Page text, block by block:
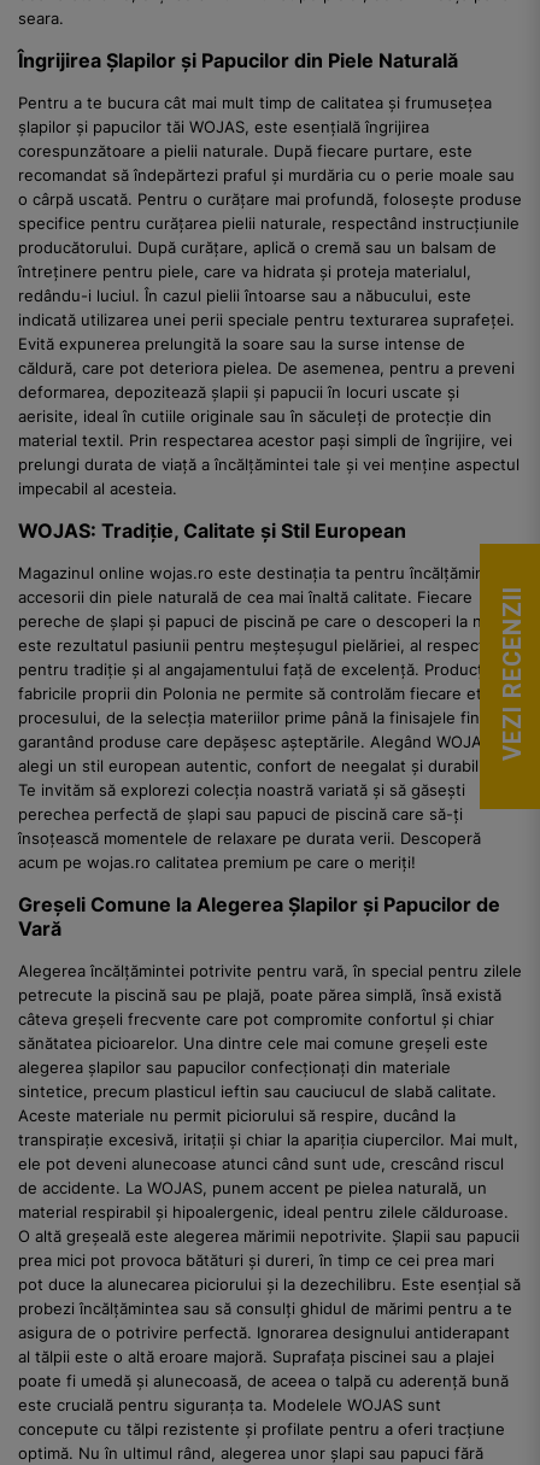
seara.
Îngrijirea Șlapilor și Papucilor din Piele Naturală
Pentru a te bucura cât mai mult timp de calitatea și frumusețea
șlapilor și papucilor tăi WOJAS, este esențială îngrijirea
corespunzătoare a pielii naturale. După fiecare purtare, este
recomandat să îndepărtezi praful și murdăria cu o perie moale sau
o cârpă uscată. Pentru o curățare mai profundă, folosește produse
specifice pentru curățarea pielii naturale, respectând instrucțiunile
producătorului. După curățare, aplică o cremă sau un balsam de
întreținere pentru piele, care va hidrata și proteja materialul,
redându-i luciul. În cazul pielii întoarse sau a năbucului, este
indicată utilizarea unei perii speciale pentru texturarea suprafeței.
Evită expunerea prelungită la soare sau la surse intense de
căldură, care pot deteriora pielea. De asemenea, pentru a preveni
deformarea, depozitează șlapii și papucii în locuri uscate și
aerisite, ideal în cutiile originale sau în săculeți de protecție din
material textil. Prin respectarea acestor pași simpli de îngrijire, vei
prelungi durata de viață a încălțămintei tale și vei menține aspectul
impecabil al acesteia.
WOJAS: Tradiție, Calitate și Stil European
Magazinul online wojas.ro este destinația ta pentru încălțăminte și
accesorii din piele naturală de cea mai înaltă calitate. Fiecare
pereche de șlapi și papuci de piscină pe care o descoperi la noi
este rezultatul pasiunii pentru meșteșugul pielăriei, al respectului
pentru tradiție și al angajamentului față de excelență. Producția în
fabricile proprii din Polonia ne permite să controlăm fiecare etapă a
procesului, de la selecția materiilor prime până la finisajele finale,
garantând produse care depășesc așteptările. Alegând WOJAS,
alegi un stil european autentic, confort de neegalat și durabilitate.
Te invităm să explorezi colecția noastră variată și să găsești
perechea perfectă de șlapi sau papuci de piscină care să-ți
însoțească momentele de relaxare pe durata verii. Descoperă
acum pe wojas.ro calitatea premium pe care o meriți!
Greșeli Comune la Alegerea Șlapilor și Papucilor de
Vară
Alegerea încălțămintei potrivite pentru vară, în special pentru zilele
petrecute la piscină sau pe plajă, poate părea simplă, însă există
câteva greșeli frecvente care pot compromite confortul și chiar
sănătatea picioarelor. Una dintre cele mai comune greșeli este
alegerea șlapilor sau papucilor confecționați din materiale
sintetice, precum plasticul ieftin sau cauciucul de slabă calitate.
Aceste materiale nu permit piciorului să respire, ducând la
transpirație excesivă, iritații și chiar la apariția ciupercilor. Mai mult,
ele pot deveni alunecoase atunci când sunt ude, crescând riscul
de accidente. La WOJAS, punem accent pe pielea naturală, un
material respirabil și hipoalergenic, ideal pentru zilele călduroase.
O altă greșeală este alegerea mărimii nepotrivite. Șlapii sau papucii
prea mici pot provoca bătături și dureri, în timp ce cei prea mari
pot duce la alunecarea piciorului și la dezechilibru. Este esențial să
probezi încălțămintea sau să consulți ghidul de mărimi pentru a te
asigura de o potrivire perfectă. Ignorarea designului antiderapant
al tălpii este o altă eroare majoră. Suprafața piscinei sau a plajei
poate fi umedă și alunecoasă, de aceea o talpă cu aderență bună
este crucială pentru siguranța ta. Modelele WOJAS sunt
concepute cu tălpi rezistente și profilate pentru a oferi tracțiune
optimă. Nu în ultimul rând, alegerea unor șlapi sau papuci fără
VEZI RECENZII